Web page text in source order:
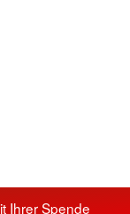
Ihrer Spende